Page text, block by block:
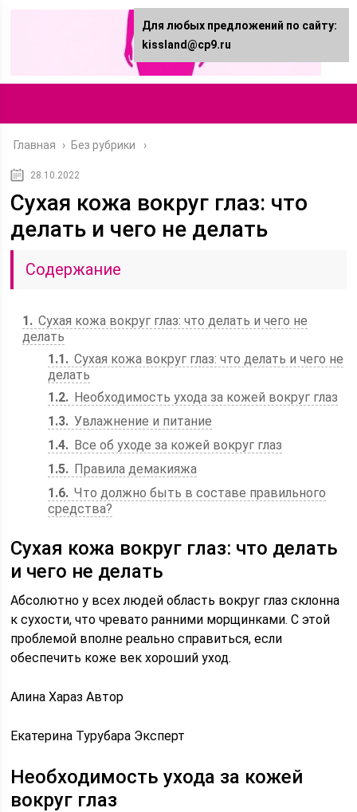
Главная › Без рубрики
28.10.2022
Сухая кожа вокруг глаз: что
делать и чего не делать
Содержание
1
Сухая кожа вокруг глаз: что делать и чего не
делать
1.1
Сухая кожа вокруг глаз: что делать и чего не
делать
1.2
Необходимость ухода за кожей вокруг глаз
1.3 Увлажнение и питание
1.4
Все об уходе за кожей вокруг глаз
1.5
Правила демакияжа
1.6 Что должно быть в составе правильного
средства?
Сухая кожа вокруг глаз: что делать
и чего не делать
Абсолютно у всех людей область вокруг глаз склонна
к сухости, что чревато ранними морщинками. С этой
проблемой вполне реально справиться, если
обеспечить коже век хороший уход.
Алина Хараз Автор
Екатерина Турубара Эксперт
Необходимость ухода за кожей
вокруг глаз
Для любых предложений по сайту:
kissland@cp9.ru